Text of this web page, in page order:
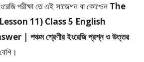
পরীক্ষা তে এই সাজেশন বা কোশ্চেন The
11) Class 5 English
| পঞ্চম শ্রেণীর ইংরেজি প্রশ্ন ও উত্তর